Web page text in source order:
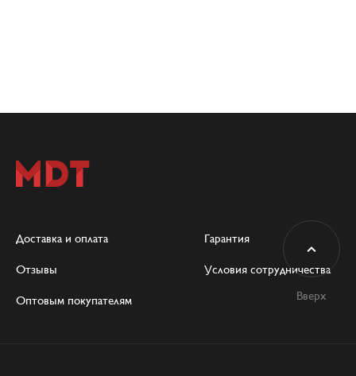
Доставка и оплата Гарантия
Отзывы Условия сотрудничества
Оптовым покупателям Вверх